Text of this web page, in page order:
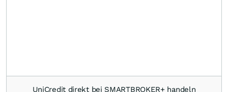
UniCredit direkt bei SMARTBROKER+ handeln